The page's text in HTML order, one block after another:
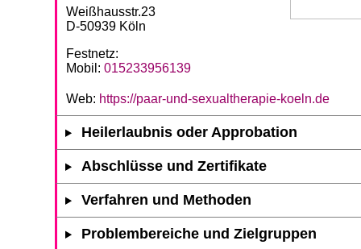
Weißhausstr.23
D-50939 Köln
Festnetz:
Mobil: 015233956139
Web: https://paar-und-sexualtherapie-koeln.de
Heilerlaubnis oder Approbation
Abschlüsse und Zertifikate
Verfahren und Methoden
Problembereiche und Zielgruppen